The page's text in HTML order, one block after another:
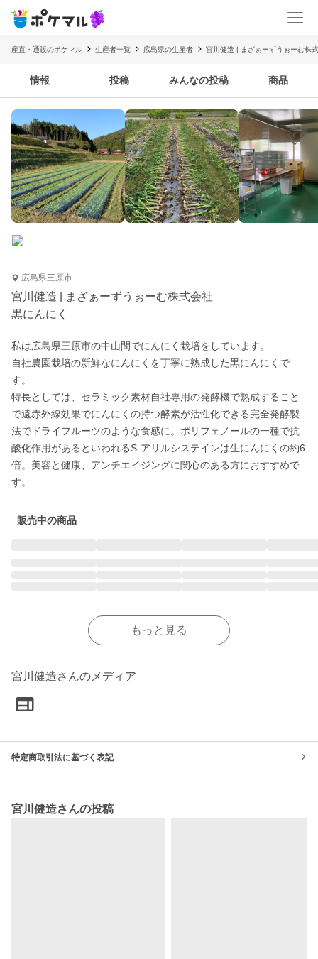
産直・通販のポケマル 生産者一覧 広島県の生産者 宮川健造 | まざぁーずうぉーむ株
情報 投稿 みんなの投稿 商品
広島県三原市
宮川健造 | まざぁーずうぉーむ株式会社
黒にんにく
私は広島県三原市の中山間でにんにく栽培をしています。
自社農園栽培の新鮮なにんにくを丁寧に熟成した黒にんにくで
す。
特長としては、セラミック素材自社専用の発酵機で熟成すること
で遠赤外線効果でにんにくの持つ酵素が活性化できる完全発酵製
法でドライフルーツのような食感に。ポリフェノールの一種で抗
酸化作用があるといわれるS-アリルシステインは生にんにくの約6
倍。美容と健康、アンチエイジングに関心のある方におすすめで
す。
販売中の商品
もっと見る
宮川健造さんのメディア
特定商取引法に基づく表記
宮川健造さんの投稿